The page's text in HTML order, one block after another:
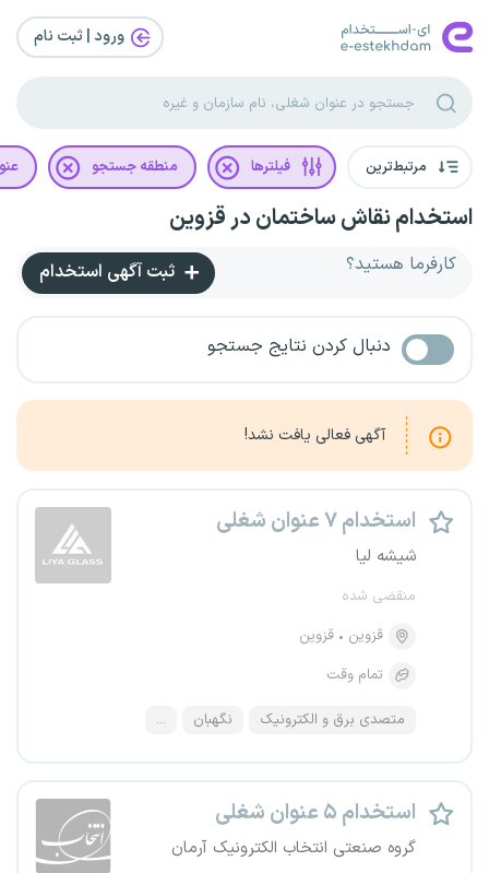
ورود | ثبت‌ نام
مرتبط‌ترین فیلترها منطقه جستجو
استخدام نقاش ساختمان در قزوین
کارفرما هستید؟ ثبت آگهی استخدام
دنبال کردن نتایج جستجو
آگهی فعالی یافت نشد!
استخدام ۷ عنوان شغلی
شیشه لیا
منقضی شده
قزوین
قزوین
تمام وقت
متصدی برق و الکترونیک نگهبان ...
استخدام ۵ عنوان شغلی
گروه صنعتی انتخاب الکترونیک آرمان